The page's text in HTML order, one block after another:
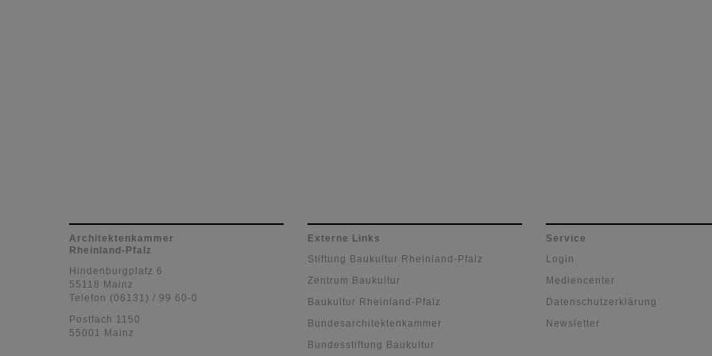
Architektenkammer
Rheinland-Pfalz
Hindenburgplatz 6
55118 Mainz
Telefon (06131) / 99 60-0
Postfach 1150
55001 Mainz
Externe Links
Stiftung Baukultur Rheinland-Pfalz
Zentrum Baukultur
Baukultur Rheinland-Pfalz
Bundesarchitektenkammer
Bundesstiftung Baukultur
Service
Login
Mediencenter
Datenschutzerklärung
Newsletter